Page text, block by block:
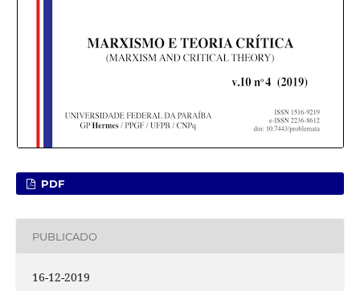
PDF
PUBLICADO
16-12-2019